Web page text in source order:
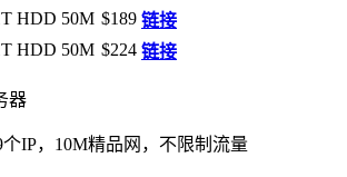
HDD 50M $189 链接
HDD 50M $224 链接
器
IP，10M精品网，不限制流量